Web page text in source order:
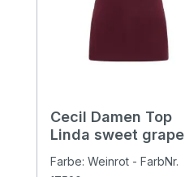
Cecil Damen Top
Linda sweet grape
Farbe: Weinrot - FarbNr.